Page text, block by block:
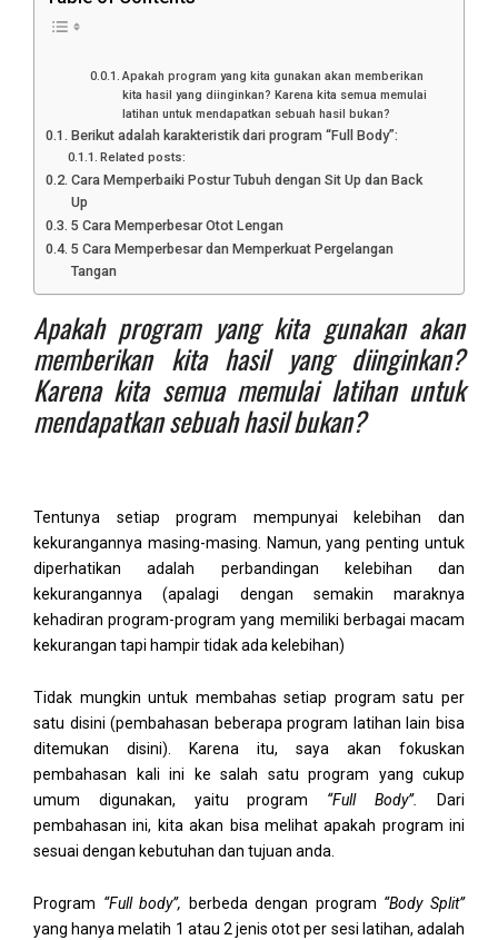
Apakah program yang kita gunakan akan memberikan
kita hasil yang diinginkan? Karena kita semua memulai
latihan untuk mendapatkan sebuah hasil bukan?
Berikut adalah karakteristik dari program “Full Body”:
Related posts:
Cara Memperbaiki Postur Tubuh dengan Sit Up dan Back
Up
5 Cara Memperbesar Otot Lengan
5 Cara Memperbesar dan Memperkuat Pergelangan
Tangan
Apakah program yang kita gunakan akan
memberikan kita hasil yang diinginkan?
Karena kita semua memulai latihan untuk
mendapatkan sebuah hasil bukan?
Tentunya setiap program mempunyai kelebihan dan
kekurangannya masing-masing. Namun, yang penting untuk
diperhatikan adalah perbandingan kelebihan dan
kekurangannya (apalagi dengan semakin maraknya
kehadiran program-program yang memiliki berbagai macam
kekurangan tapi hampir tidak ada kelebihan)
Tidak mungkin untuk membahas setiap program satu per
satu disini (pembahasan beberapa program latihan lain bisa
ditemukan disini). Karena itu, saya akan fokuskan
pembahasan kali ini ke salah satu program yang cukup
umum digunakan, yaitu program “Full Body”.
Dari
pembahasan ini, kita akan bisa melihat apakah program ini
sesuai dengan kebutuhan dan tujuan anda.
Program “Full body”, berbeda dengan program “Body Split”
yang hanya melatih 1 atau 2 jenis otot per sesi latihan, adalah